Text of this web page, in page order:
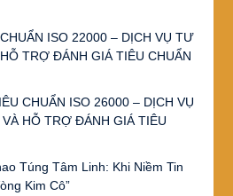
ISO 22000 – DỊCH VỤ TƯ
TRỢ ĐÁNH GIÁ TIÊU CHUẨN
CHUẨN ISO 26000 – DỊCH VỤ
HỖ TRỢ ĐÁNH GIÁ TIÊU
Túng Tâm Linh: Khi Niềm Tin
Kim Cô”